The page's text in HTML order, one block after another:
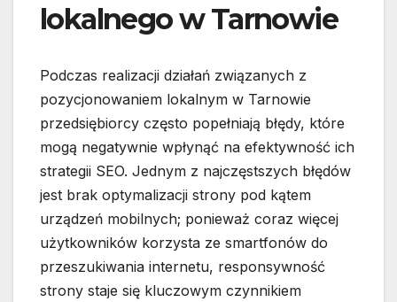
lokalnego w Tarnowie
Podczas realizacji działań związanych z
pozycjonowaniem lokalnym w Tarnowie
przedsiębiorcy często popełniają błędy, które
mogą negatywnie wpłynąć na efektywność ich
strategii SEO. Jednym z najczęstszych błędów
jest brak optymalizacji strony pod kątem
urządzeń mobilnych; ponieważ coraz więcej
użytkowników korzysta ze smartfonów do
przeszukiwania internetu, responsywność
strony staje się kluczowym czynnikiem